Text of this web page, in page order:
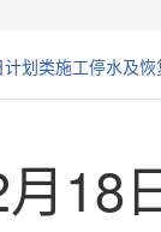
划类施工停水及
18